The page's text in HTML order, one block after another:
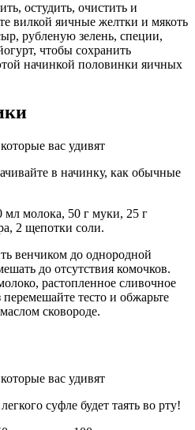
остудить, очистить и
вилкой яичные желтки и мякоть
рубленую зелень, специи,
чтобы сохранить
начинкой половинки яичных
в начинку, как обычные
мл молока, 50 г муки, 25 г
2 щепотки соли.
венчиком до однородной
до отсутствия комочков.
растопленное сливочное
тесто и обжарьте
сковороде.
суфле будет таять во рту!